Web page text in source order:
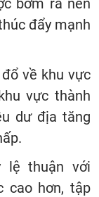
bơm ra nền
đẩy mạnh
về khu vực
vực thành
dư địa tăng
lệ thuận với
cao hơn, tập